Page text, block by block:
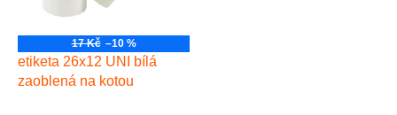
17 Kč –10 %
etiketa 26x12 UNI bílá
zaoblená na kotou